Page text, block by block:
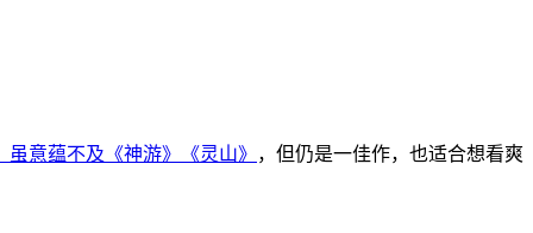
虽意蕴不及 《神游》 《灵山》 ，但仍是一佳作，也适合想看爽